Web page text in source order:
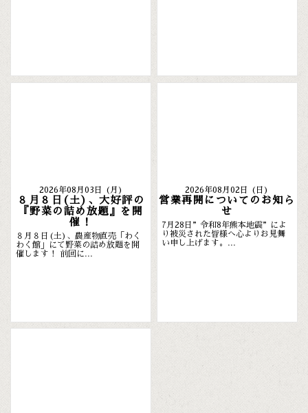
2026年08月03日 (月)
８月８日(土)、大好評の
『野菜の詰め放題』を開
催！
８月８日(土)、農産物直売「わく
わく館」にて野菜の詰め放題を開
催します！ 前回に...
2026年08月02日 (日)
営業再開についてのお知ら
せ
7月28日”令和8年熊本地震”によ
り被災された皆様へ心よりお見舞
い申し上げます。...